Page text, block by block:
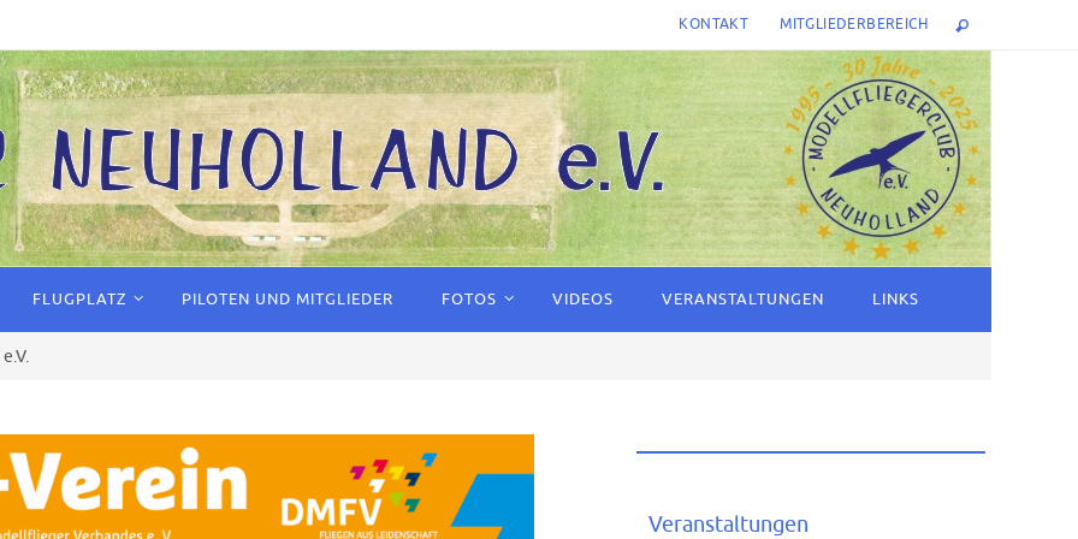
KONTAKT MITGLIEDERBEREICH
FLUGPLATZ PILOTEN UND MITGLIEDER FOTOS VIDEOS VERANSTALTUNGEN LINKS
Veranstaltungen